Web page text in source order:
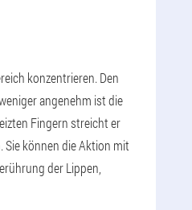
konzentrieren. Den
angenehm ist die
Fingern streicht er
Sie können die Aktion mit
der Lippen,